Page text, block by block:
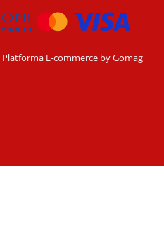
Platforma E-commerce by Gomag